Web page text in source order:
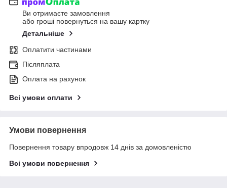
Ви отримаєте замовлення
або гроші повернуться на вашу картку
Детальніше
Оплатити частинами
Післяплата
Оплата на рахунок
Всі умови оплати
Умови повернення
Повернення товару впродовж 14 днів за домовленістю
Всі умови повернення